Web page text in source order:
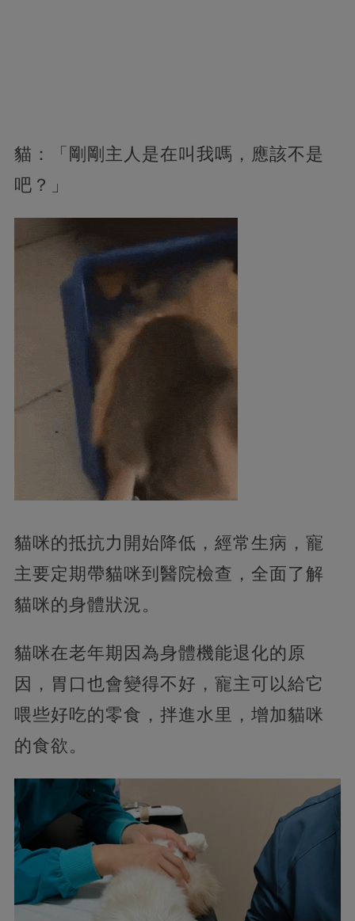
貓：「剛剛主人是在叫我嗎，應該不是
吧？」
貓咪的抵抗力開始降低，經常生病，寵
主要定期帶貓咪到醫院檢查，全面了解
貓咪的身體狀況。
貓咪在老年期因為身體機能退化的原
因，胃口也會變得不好，寵主可以給它
喂些好吃的零食，拌進水里，增加貓咪
的食欲。